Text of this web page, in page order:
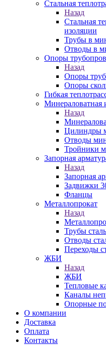
Стальная
Назад
Стальная
изоляции
Трубы в
Отводы в
Опоры
Назад
Опоры
Опоры
Гибкая
Минераловатная
Назад
Цилиндры
Отводы
Тройники
Запорная
Назад
Запорная
Задвижки
Фланцы
Металлопрокат
Назад
Трубы
Отводы
Переходы
ЖБИ
Назад
ЖБИ
Тепловые
Каналы
Опорные
О компании
Доставка
Оплата
Контакты